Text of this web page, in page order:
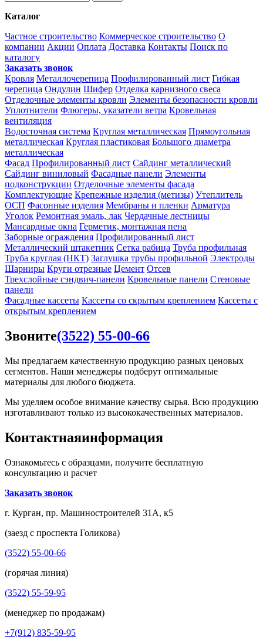
Каталог
Частное строительство Коммерческое строительство О
компании Акции Оплата Доставка Контакты Поиск по
каталогу
Заказать звонок
Кровля Металлочерепица Профилированный лист Гибкая
черепица Ондулин Шифер Отделка карнизного свеса
Отделочные элементы кровли Элементы безопасности кровли
Уплотнители Флюгеры, указатели ветра Кровельная
вентиляция
Водосточная система Круглая металлическая Прямоугольная
металлическая Круглая пластиковая Большого диаметра
металлическая
Фасад Профилированный лист Сайдинг металлический
Сайдинг виниловый Фасадные панели Элементы
подконструкции Отделочные элементы фасада
Комплектующие Крепежные изделия (метизы) Утеплитель
ОСП Фасонные изделия Мембраны и пленки Арматура
Уголок Ремонтная эмаль, лак Чердачные лестницы
Мансардные окна Герметик, монтажная пена
Заборные ограждения Профилированный лист
Металлический штакетник Сетка рабица Труба профильная
Труба круглая (НКТ) Заглушка трубы профильной Электроды
Шарниры Круги отрезные Цемент Отсев
Трехслойные сэндвич-панели Кровельные панели Стеновые
панели
Фасадные кассеты Кассеты со скрытым креплением Кассеты с
открытым креплением
Звоните(3522) 55-00-66
Мы предлагаем качественную продукцию разных ценовых
сегментов. Наши менеджеры подберут оптимальные
материалы для любого бюджета.
Мы уделяем особое внимание качеству сырья. Всю продукцию
изготавливают только из высококачественных материалов.
Контактнаяинформация
Ознакомьтесь с образцами, получите бесплатную
консультацию и расчет
Заказать звонок
г. Курган, пр. Машиностроителей 31А, к5
(заезд с проспекта Голикова)
(3522) 55-00-66
(горячая линия)
(3522) 55-59-95
(менеджер по продажам)
+7(912) 835-59-95